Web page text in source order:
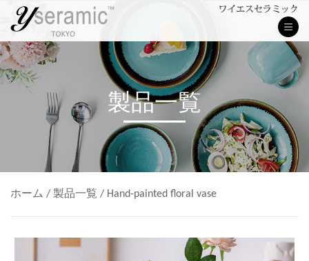
製品一覧
ホーム / 製品一覧 / Hand-painted floral vase